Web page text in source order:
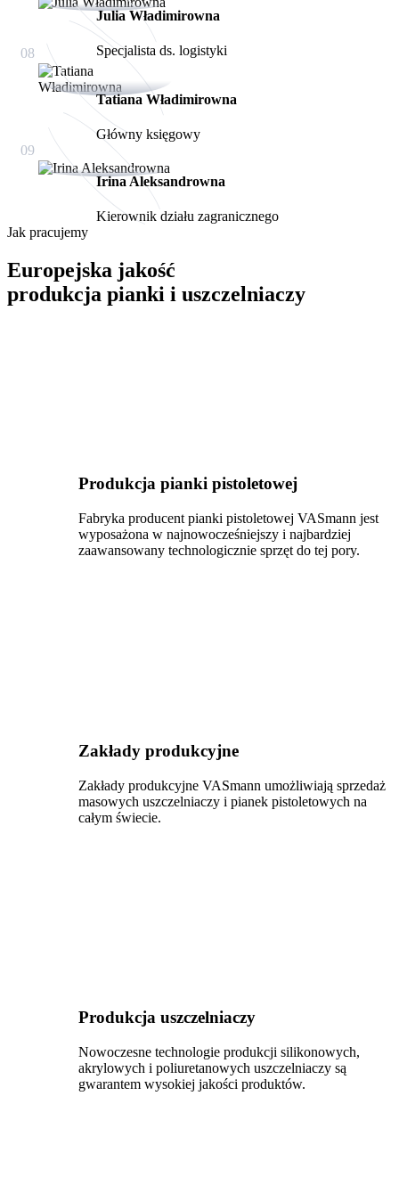
Julia Władimirowna
Specjalista ds. logistyki
08
Tatiana Władimirowna
Główny księgowy
09
Irina Aleksandrowna
Kierownik działu zagranicznego
Jak pracujemy
Europejska jakość
produkcja pianki i uszczelniaczy
Produkcja pianki pistoletowej
Fabryka producent pianki pistoletowej VASmann jest
wyposażona w najnowocześniejszy i najbardziej
zaawansowany technologicznie sprzęt do tej pory.
Zakłady produkcyjne
Zakłady produkcyjne VASmann umożliwiają sprzedaż
masowych uszczelniaczy i pianek pistoletowych na
całym świecie.
Produkcja uszczelniaczy
Nowoczesne technologie produkcji silikonowych,
akrylowych i poliuretanowych uszczelniaczy są
gwarantem wysokiej jakości produktów.